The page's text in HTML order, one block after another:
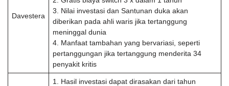
Davestera
3. Nilai investasi dan Santunan duka akan
diberikan pada ahli waris jika tertanggung
meninggal dunia
4. Manfaat tambahan yang bervariasi, seperti
pertanggungan jika tertanggung menderita 34
penyakit kritis
1. Hasil investasi dapat dirasakan dari tahun